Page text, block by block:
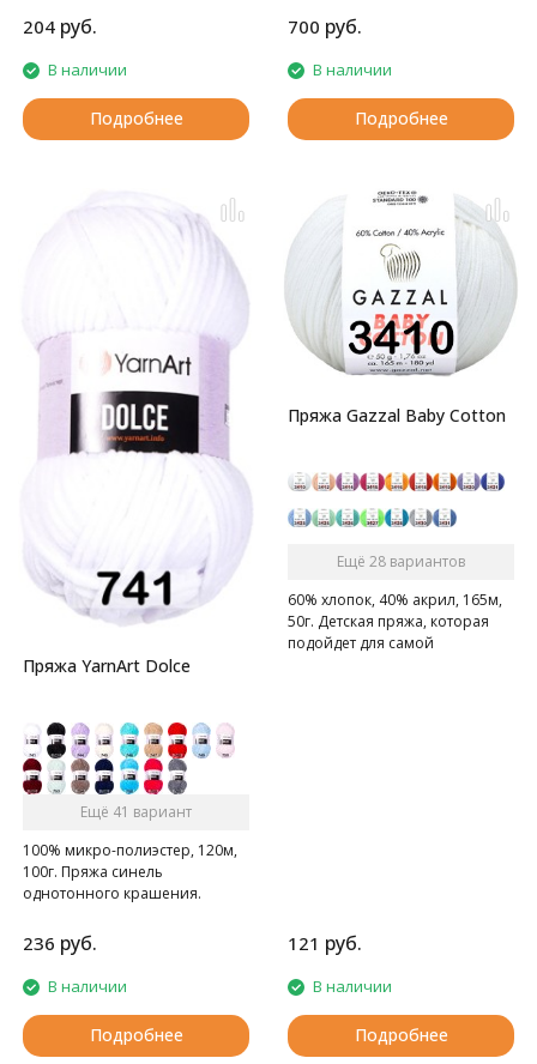
204 руб.
В наличии
Подробнее
700 руб.
В наличии
Подробнее
Пряжа YarnArt Dolce
Ещё 41 вариант
100% микро-полиэстер, 120м,
100г. Пряжа синель
однотонного крашения.
236 руб.
В наличии
Подробнее
Пряжа Gazzal Baby Cotton
Ещё 28 вариантов
60% хлопок, 40% акрил, 165м,
50г. Детская пряжа, которая
подойдет для самой
121 руб.
В наличии
Подробнее